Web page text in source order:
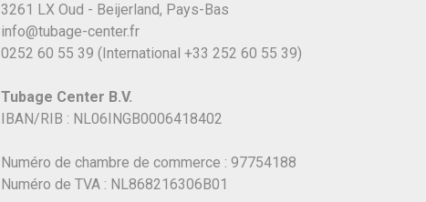
3261 LX Oud - Beijerland, Pays-Bas
info@tubage-center.fr
0252 60 55 39 (International +33 252 60 55 39)
Tubage Center B.V.
IBAN/RIB : NL06INGB0006418402
Numéro de chambre de commerce : 97754188
Numéro de TVA : NL868216306B01